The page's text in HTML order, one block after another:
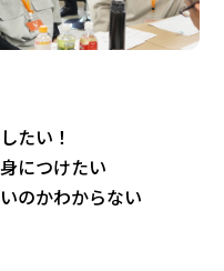
たい！
につけたい
のかわからない